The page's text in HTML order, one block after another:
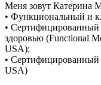
Меня зовут Катерина
• Функциональный и
•
здоровью (Functional
USA);
•
USA)